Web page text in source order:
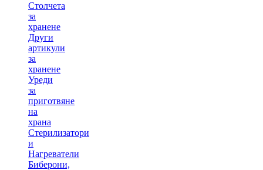
Столчета
за
хранене
Други
артикули
за
хранене
Уреди
за
приготвяне
на
храна
Стерилизатори
и
Нагреватели
Биберони,